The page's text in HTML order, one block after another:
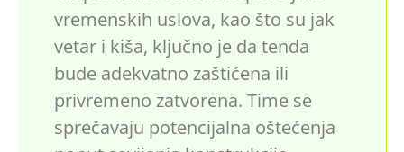
vremenskih uslova, kao što su jak
vetar i kiša, ključno je da tenda
bude adekvatno zaštićena ili
privremeno zatvorena. Time se
sprečavaju potencijalna oštećenja